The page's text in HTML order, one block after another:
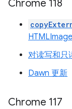
Chrome 118
对读写和只
Dawn 更新
Chrome 117